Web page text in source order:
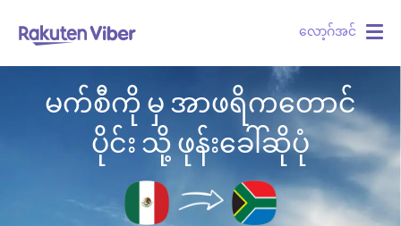
လော့ဂ်အင်
မက်စီကို မှ အာဖရိကတောင်
ပိုင်း သို့ ဖုန်းခေါ်ဆိုပုံ